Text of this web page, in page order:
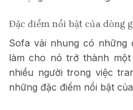
Đặc điểm nổi bật của dòng
Sofa vải nhung có những
làm cho nó trở thành
nhiều người trong việc
những đặc điểm nổi bật